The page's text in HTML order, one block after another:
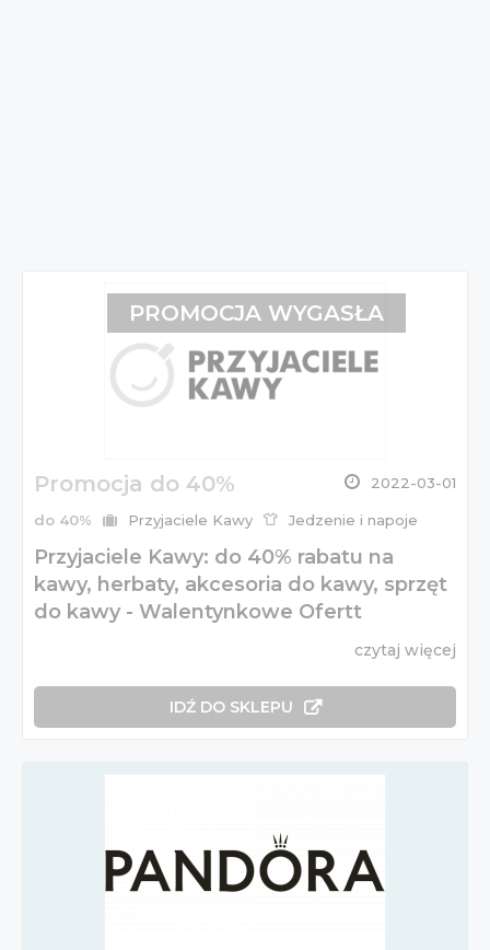
Promocja do 40% 2022-03-01
do 40% Przyjaciele Kawy Jedzenie i napoje
Przyjaciele Kawy: do 40% rabatu na
kawy, herbaty, akcesoria do kawy, sprzęt
do kawy - Walentynkowe Ofertt
czytaj więcej
IDŹ DO SKLEPU
PROMOCJA WYGASŁA